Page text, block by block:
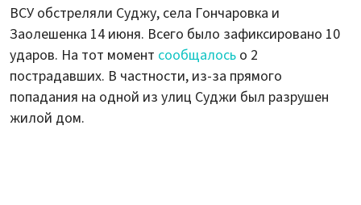
ВСУ обстреляли Суджу, села Гончаровка и
Заолешенка 14 июня. Всего было зафиксировано 10
ударов. На тот момент сообщалось о 2
пострадавших. В частности, из-за прямого
попадания на одной из улиц Суджи был разрушен
жилой дом.